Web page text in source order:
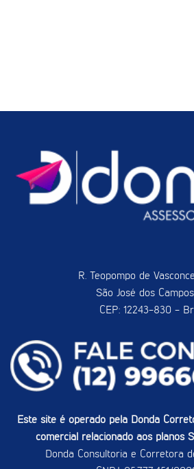
R. Teopompo de
São José dos
CEP: 12243-830 -
Este site é operado pela Donda
comercial relacionado aos planos
Donda Consultoria e Corretora